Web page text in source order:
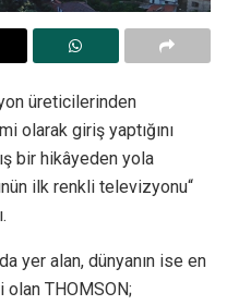
üreticilerinden
olarak giriş yaptığını
bir hikâyeden yola
ilk renkli televizyonu“
yer alan, dünyanın ise en
olan THOMSON;